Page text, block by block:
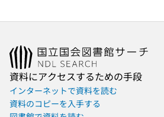
資料にアクセスするための手段
インターネットで資料を読む
資料のコピーを入手する